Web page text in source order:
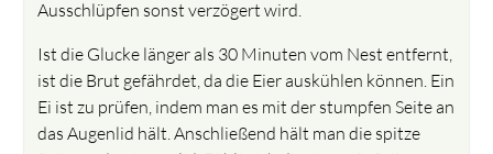
Ausschlüpfen sonst verzögert wird.
Ist die Glucke länger als 30 Minuten vom Nest entfernt,
ist die Brut gefährdet, da die Eier auskühlen können. Ein
Ei ist zu prüfen, indem man es mit der stumpfen Seite an
das Augenlid hält. Anschließend hält man die spitze